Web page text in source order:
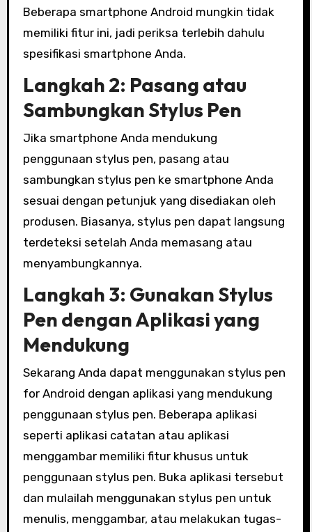
Beberapa smartphone Android mungkin tidak
memiliki fitur ini, jadi periksa terlebih dahulu
spesifikasi smartphone Anda.
Langkah 2: Pasang atau
Sambungkan Stylus Pen
Jika smartphone Anda mendukung
penggunaan stylus pen, pasang atau
sambungkan stylus pen ke smartphone Anda
sesuai dengan petunjuk yang disediakan oleh
produsen. Biasanya, stylus pen dapat langsung
terdeteksi setelah Anda memasang atau
menyambungkannya.
Langkah 3: Gunakan Stylus
Pen dengan Aplikasi yang
Mendukung
Sekarang Anda dapat menggunakan stylus pen
for Android dengan aplikasi yang mendukung
penggunaan stylus pen. Beberapa aplikasi
seperti aplikasi catatan atau aplikasi
menggambar memiliki fitur khusus untuk
penggunaan stylus pen. Buka aplikasi tersebut
dan mulailah menggunakan stylus pen untuk
menulis, menggambar, atau melakukan tugas-